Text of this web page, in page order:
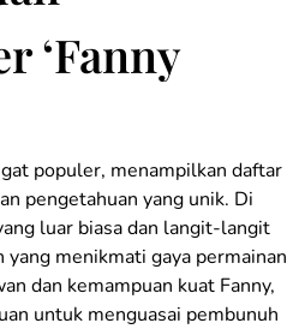
‘Fanny
populer, menampilkan daftar
pengetahuan yang unik. Di
luar biasa dan langit-langit
menikmati gaya permainan
dan kemampuan kuat Fanny,
untuk menguasai pembunuh